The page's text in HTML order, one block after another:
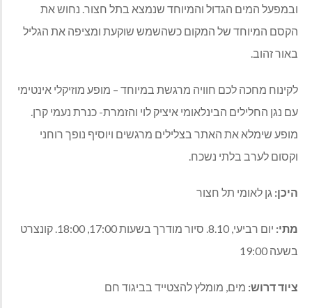
ובמפעל המים הגדול והמיוחד שנמצא בתל חצור. נחוש את
הקסם המיוחד של המקום כשהשמש שוקעת ומציפה את הגליל
באור זהוב.
לקינוח מחכה לכם חוויה מרגשת במיוחד – מופע מוזיקלי אינטימי
עם נגן החלילים הבינלאומי איציק לוי והזמרת- כנרת נעמי קרן.
מופע שימלא את האתר בצלילים מרגשים ויוסיף נופך רוחני
וקסום לערב בלתי נשכח.
היכן: גן לאומי תל חצור
מתי:
יום רביעי, 8.10. סיור מודרך בשעות 17:00, 18:00. קונצרט
בשעה 19:00
ציוד דרוש: מים, מומלץ להצטייד בביגוד חם